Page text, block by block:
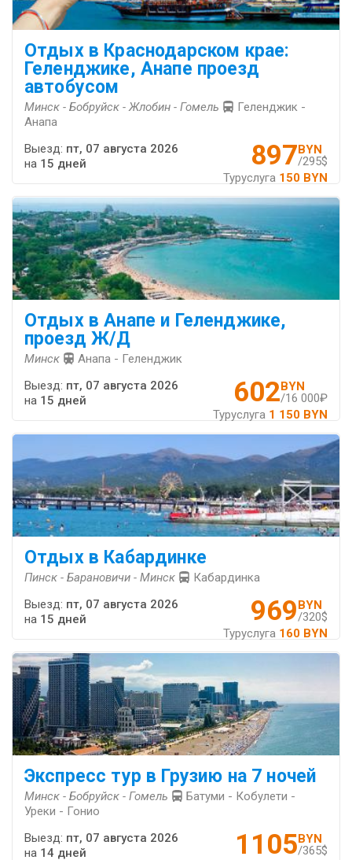
Отдых в Краснодарском крае:
Геленджике, Анапе проезд
автобусом
Минск - Бобруйск - Жлобин - Гомель
Геленджик -
Анапа
897BYN
/295$
Туруслуга 150 BYN
Выезд: пт, 07 августа 2026
на 15 дней
Отдых в Анапе и Геленджике,
проезд Ж/Д
Минск Анапа - Геленджик
602BYN
/16 000₽
Туруслуга 1 150 BYN
Выезд: пт, 07 августа 2026
на 15 дней
Отдых в Кабардинке
Пинск - Барановичи - Минск Кабардинка
969BYN
/320$
Туруслуга 160 BYN
Выезд: пт, 07 августа 2026
на 15 дней
Экспресс тур в Грузию на 7 ночей
Минск - Бобруйск - Гомель
Батуми - Кобулети -
Уреки - Гонио
1105BYN
/365$
Выезд: пт, 07 августа 2026
на 14 дней